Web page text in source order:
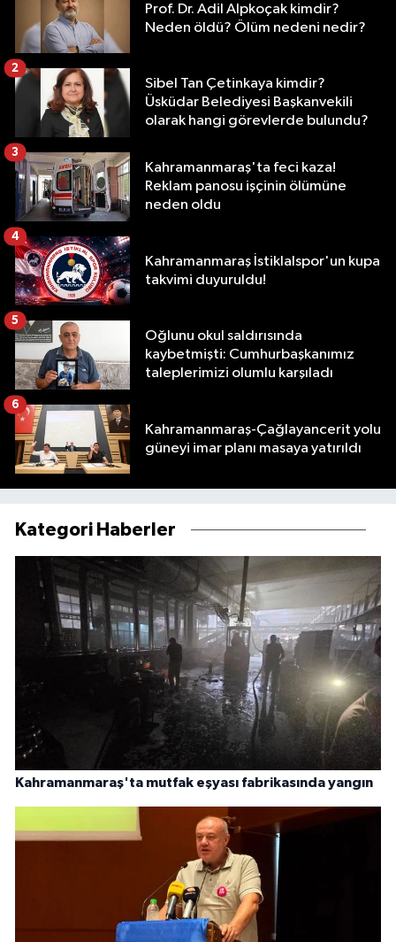
Prof. Dr. Adil Alpkoçak kimdir?
Neden öldü? Ölüm nedeni nedir?
Sibel Tan Çetinkaya kimdir?
Üsküdar Belediyesi Başkanvekili
olarak hangi görevlerde bulundu?
2
Kahramanmaraş'ta feci kaza!
Reklam panosu işçinin ölümüne
neden oldu
3
Kahramanmaraş İstiklalspor'un kupa
takvimi duyuruldu!
4
Oğlunu okul saldırısında
kaybetmişti: Cumhurbaşkanımız
taleplerimizi olumlu karşıladı
5
Kahramanmaraş-Çağlayancerit yolu
güneyi imar planı masaya yatırıldı
6
Kategori Haberler
Kahramanmaraş'ta mutfak eşyası fabrikasında yangın